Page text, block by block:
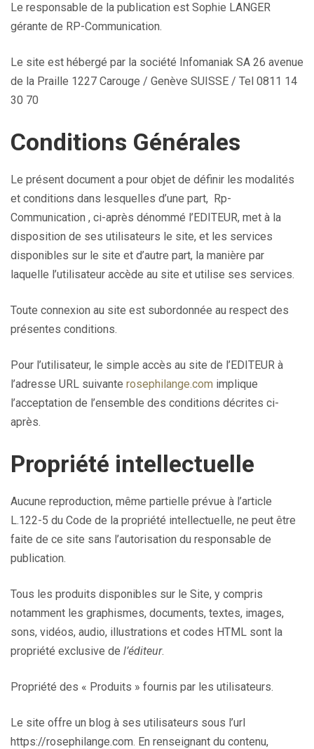
Le responsable de la publication est Sophie LANGER
gérante de RP-Communication.
Le site est hébergé par la société Infomaniak SA 26 avenue
de la Praille 1227 Carouge / Genève SUISSE / Tel 0811 14
30 70
Conditions Générales
Le présent document a pour objet de définir les modalités
et conditions dans lesquelles d’une part, Rp-
Communication , ci-après dénommé l’EDITEUR, met à la
disposition de ses utilisateurs le site, et les services
disponibles sur le site et d’autre part, la manière par
laquelle l’utilisateur accède au site et utilise ses services.
Toute connexion au site est subordonnée au respect des
présentes conditions.
Pour l’utilisateur, le simple accès au site de l’EDITEUR à
l’adresse URL suivante rosephilange.com implique
l’acceptation de l’ensemble des conditions décrites ci-
après.
Propriété intellectuelle
Aucune reproduction, même partielle prévue à l’article
L.122-5 du Code de la propriété intellectuelle, ne peut être
faite de ce site sans l’autorisation du responsable de
publication.
Tous les produits disponibles sur le Site, y compris
notamment les graphismes, documents, textes, images,
sons, vidéos, audio, illustrations et codes HTML sont la
propriété exclusive de l’éditeur.
Propriété des « Produits » fournis par les utilisateurs.
Le site offre un blog à ses utilisateurs sous l’url
https://rosephilange.com. En renseignant du contenu,